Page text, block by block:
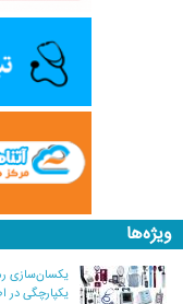
ویژه‌ها
یکسان‌سازی
یکپارچگی در